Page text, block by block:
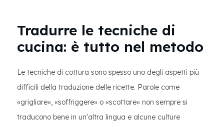
Tradurre le tecniche di
cucina: è tutto nel metodo
Le tecniche di cottura sono spesso uno degli aspetti più
difficili della traduzione delle ricette. Parole come
«grigliare», «soffriggere» o «scottare» non sempre si
traducono bene in un'altra lingua e alcune culture